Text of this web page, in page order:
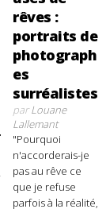
rêves :
portraits de
photograph
es
surréalistes
parLouane
Lallemant
"Pourquoi
n'accorderais-je
pas au rêve ce
que je refuse
parfois à la réalité,